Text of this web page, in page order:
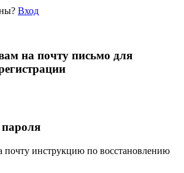
Вход
на почту письмо для
пароля
инструкцию по восстановлению